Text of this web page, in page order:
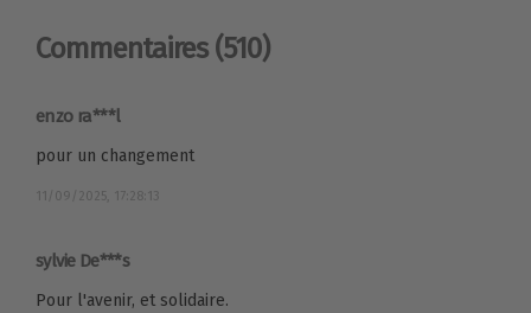
Commentaires (510)
enzo ra***l
pour un changement
11/09/2025, 17:28:13
sylvie De***s
Pour l'avenir, et solidaire.